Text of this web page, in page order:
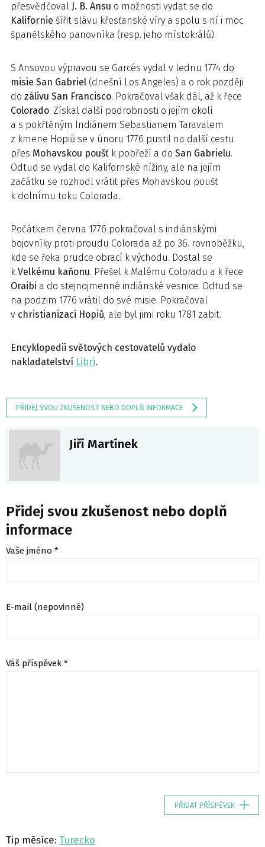
přesvědčoval J. B. Ansu o možnosti vydat se do
Kalifornie šířit slávu křesťanské víry a spolu s ní i moc
španělského panovníka (resp. jeho místokrálů).
S Ansovou výpravou se Garcés vydal v lednu 1774 do
misie San Gabriel (dnešní Los Angeles) a o rok později
do zálivu San Francisco. Pokračoval však dál, až k řece
Colorado. Získal další podrobnosti o jejím okolí
a s pokřtěným Indiánem Sebastianem Taravalem
z kmene Hopiů se v únoru 1776 pustil na další cestu
přes Mohavskou poušť k pobřeží a do San Gabrielu.
Odtud se vydal do Kalifornské nížiny, ale na jejím
začátku se rozhodl vrátit přes Mohavskou poušť
k dolnímu toku Colorada.
Počátkem června 1776 pokračoval s indiánskými
bojovníky proti proudu Colorada až po 36. rovnoběžku,
kde se řeka prudce obrací k východu. Dostal se
k Velkému kaňonu. Přešel k Malému Coloradu a k řece
Oraibi a do stejnojmenné indiánské vesnice. Odtud se
na podzim 1776 vrátil do své misie. Pokračoval
v christianizaci Hopiů, ale byl jimi roku 1781 zabit.
Encyklopedii světových cestovatelů vydalo
nakladatelství Libri.
PŘIDEJ SVOU ZKUŠENOST NEBO DOPLŇ INFORMACE
Jiří Martínek
Přidej svou zkušenost nebo doplň
informace
Vaše jméno *
E-mail (nepovinné)
Váš příspěvek *
PŘIDAT PŘÍSPĚVEK
Tip měsíce: Turecko